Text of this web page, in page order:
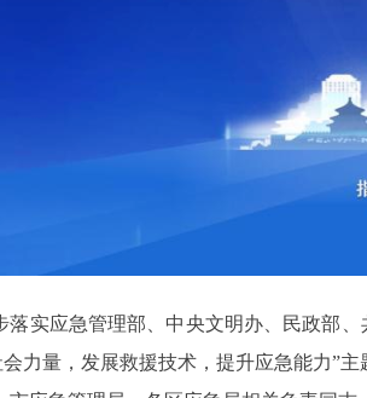
落实应急管理部、中央文明办、民政部
力量，发展救援技术，提升应急能力”